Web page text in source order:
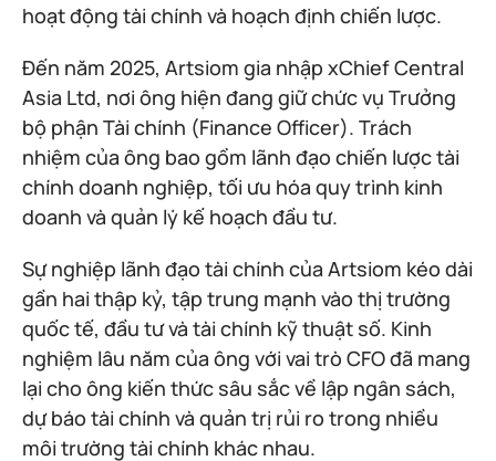
hoạt động tài chính và hoạch định chiến lược.
Đến năm 2025, Artsiom gia nhập xChief Central
Asia Ltd, nơi ông hiện đang giữ chức vụ Trưởng
bộ phận Tài chính (Finance Officer). Trách
nhiệm của ông bao gồm lãnh đạo chiến lược tài
chính doanh nghiệp, tối ưu hóa quy trình kinh
doanh và quản lý kế hoạch đầu tư.
Sự nghiệp lãnh đạo tài chính của Artsiom kéo dài
gần hai thập kỷ, tập trung mạnh vào thị trường
quốc tế, đầu tư và tài chính kỹ thuật số. Kinh
nghiệm lâu năm của ông với vai trò CFO đã mang
lại cho ông kiến thức sâu sắc về lập ngân sách,
dự báo tài chính và quản trị rủi ro trong nhiều
môi trường tài chính khác nhau.